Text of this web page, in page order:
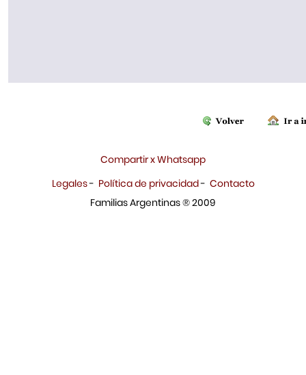
Compartir x Whatsapp
Legales- Política de privacidad- Contacto
Familias Argentinas ® 2009